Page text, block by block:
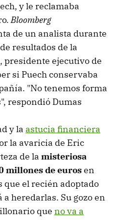
y le reclamaba
Bloomberg
de un analista durante
resultados de la
presidente ejecutivo de
si Puech conservaba
"No tenemos forma
respondió Dumas
y la astucia financiera
la avaricia de Eric
de la misteriosa
millones de eurosen
que el recién adoptado
heredarlas. Su gozo en
que no va a